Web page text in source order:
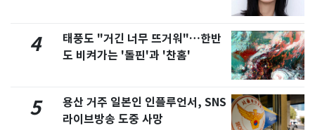
4
태풍도 "거긴 너무 뜨거워"…한반
도 비켜가는 '돌핀'과 '찬홈'
5
용산 거주 일본인 인플루언서, SNS
라이브방송 도중 사망